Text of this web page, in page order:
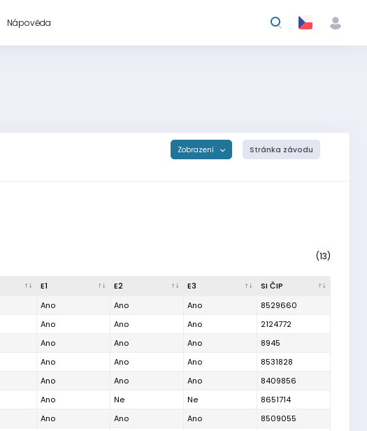
Nápověda
Zobrazení Stránka závodu
(13)
E1 E2 E3
SI ČIP
Ano Ano Ano
8529660
Ano Ano Ano
2124772
Ano Ano Ano
8945
Ano Ano Ano
8531828
Ano Ano Ano
8409856
Ano Ne Ne
8651714
Ano Ano Ano
8509055